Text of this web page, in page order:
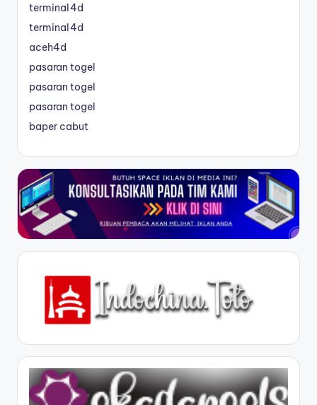
terminal4d
terminal4d
aceh4d
pasaran togel
pasaran togel
pasaran togel
baper cabut